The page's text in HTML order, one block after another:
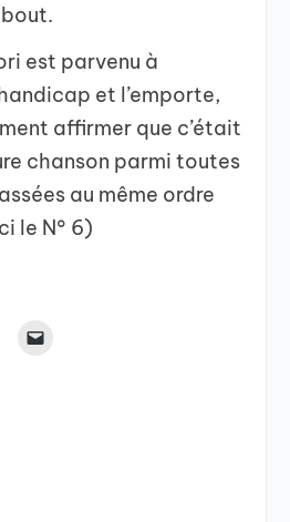
est parvenu à
et l’emporte,
affirmer que c’était
chanson parmi toutes
au même ordre
le N° 6)